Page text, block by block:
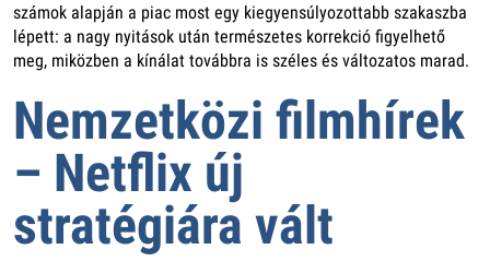
számok alapján a piac most egy kiegyensúlyozottabb szakaszba
lépett: a nagy nyitások után természetes korrekció figyelhető
meg, miközben a kínálat továbbra is széles és változatos marad.
Nemzetközi filmhírek
– Netflix új
stratégiára vált